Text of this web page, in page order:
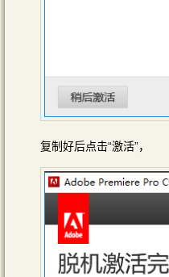
复制好后点击“激活”，